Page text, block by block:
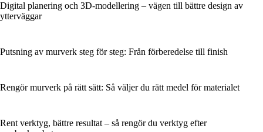
Digital planering och 3D-modellering – vägen till bättre design av
ytterväggar
Putsning av murverk steg för steg: Från förberedelse till finish
Rengör murverk på rätt sätt: Så väljer du rätt medel för materialet
Rent verktyg, bättre resultat – så rengör du verktyg efter